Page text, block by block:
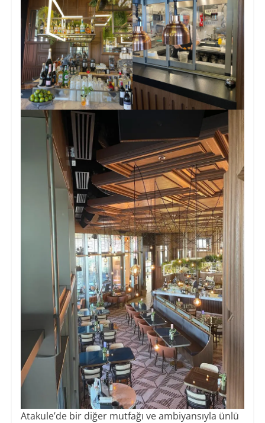
Atakule’de bir diğer mutfağı ve ambiyansıyla ünlü